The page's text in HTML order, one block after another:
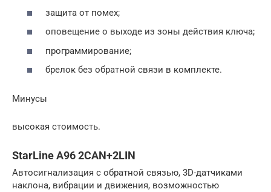
защита от помех;
оповещение о выходе из зоны действия ключа;
программирование;
брелок без обратной связи в комплекте.
Минусы
высокая стоимость.
StarLine A96 2CAN+2LIN
Автосигнализация с обратной связью, 3D-датчиками
наклона, вибрации и движения, возможностью